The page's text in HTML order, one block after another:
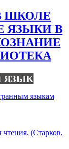
ШКОЛЕ
ЯЗЫКИ В
ЯЗЫК